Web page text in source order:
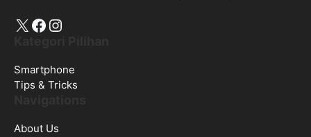
X Facebook
Instagram
Smartphone
Tips & Tricks
About Us